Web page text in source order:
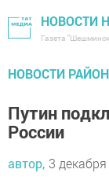
НОВОСТИ
Газета
НОВОСТИ
Путин
России
автор, 3